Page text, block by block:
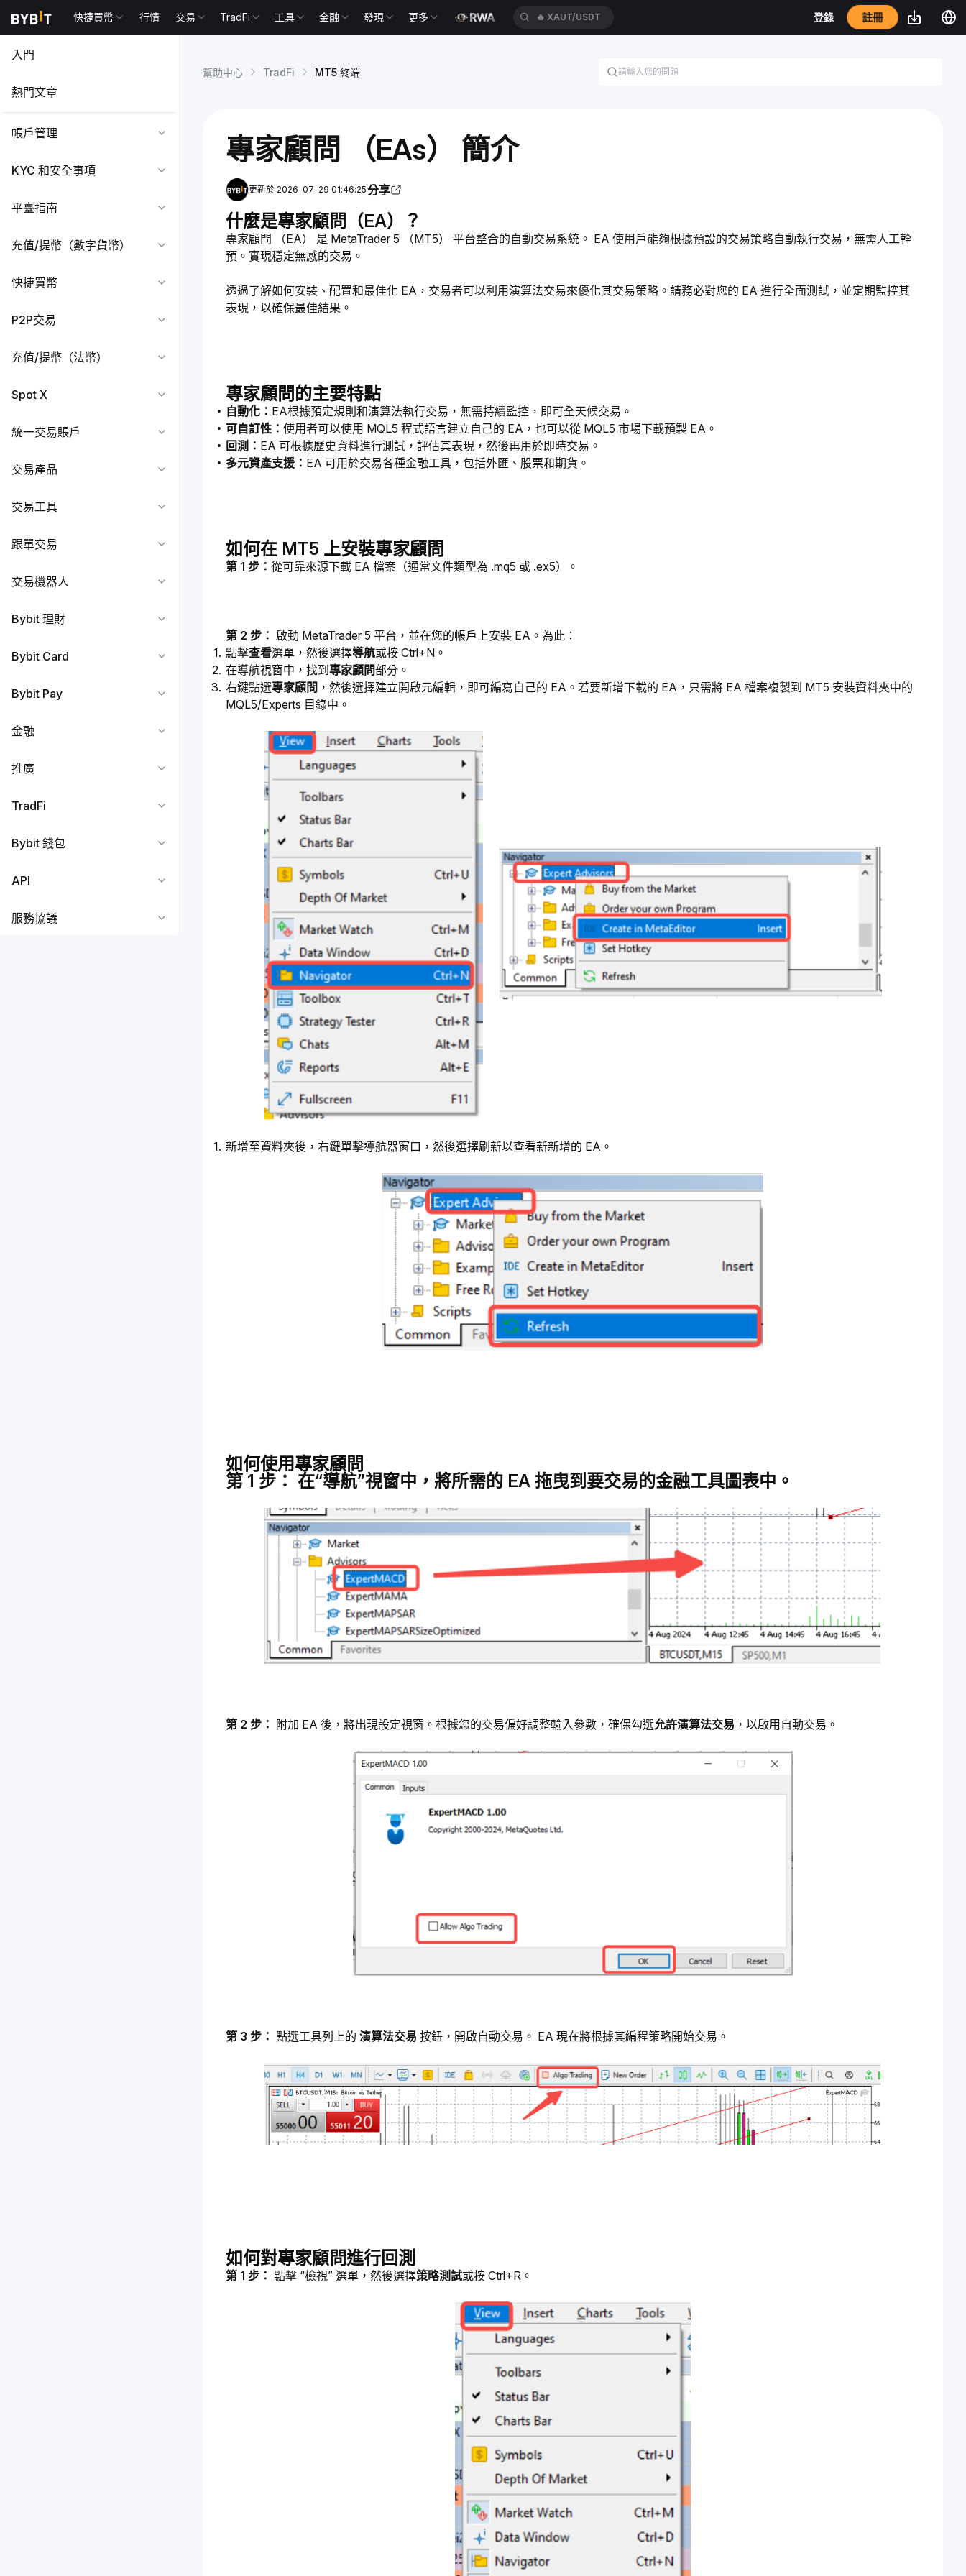
快捷買幣 行情 交易 TradFi 工具 金融 發現 更多 🔥 XAUT/USDT 登錄 註冊
入門
熱門文章
帳戶管理
KYC 和安全事項
平臺指南
充值/提幣（數字貨幣）
快捷買幣
P2P交易
充值/提幣（法幣）
Spot X
統一交易賬戶
交易產品
交易工具
跟單交易
交易機器人
Bybit 理財
Bybit Card
Bybit Pay
金融
推廣
TradFi
Bybit 錢包
API
服務協議
幫助中心 TradFi MT5 終端
專家顧問 （EAs） 簡介
更新於 2026-07-29 01:46:25分享
什麼是專家顧問（EA）？
專家顧問 （EA） 是 MetaTrader 5 （MT5） 平台整合的自動交易系統。 EA 使用戶能夠根據預設的交易策略自動執行交易，無需人工幹
預。實現穩定無感的交易。
透過了解如何安裝、配置和最佳化 EA，交易者可以利用演算法交易來優化其交易策略。請務必對您的 EA 進行全面測試，並定期監控其
表現，以確保最佳結果。
專家顧問的主要特點
自動化： EA根據預定規則和演算法執行交易，無需持續監控，即可全天候交易。
可自訂性： 使用者可以使用 MQL5 程式語言建立自己的 EA，也可以從 MQL5 市場下載預製 EA。
回測： EA 可根據歷史資料進行測試，評估其表現，然後再用於即時交易。
多元資產支援： EA 可用於交易各種金融工具，包括外匯、股票和期貨。
如何在 MT5 上安裝專家顧問
第 1 步： 從可靠來源下載 EA 檔案（通常文件類型為 .mq5 或 .ex5）。
第 2 步： 啟動 MetaTrader 5 平台，並在您的帳戶上安裝 EA。為此：
點擊查看選單，然後選擇導航或按 Ctrl+N。
在導航視窗中，找到 專家顧問部分。
右鍵點選專家顧問 ，然後選擇建立開啟元編輯，即可編寫自己的 EA。若要新增下載的 EA，只需將 EA 檔案複製到 MT5 安裝資料夾中的
MQL5/Experts 目錄中。
新增至資料夾後，右鍵單擊導航器窗口，然後選擇刷新以查看新新增的 EA。
如何使用專家顧問
第 1 步： 在“導航”視窗中，將所需的 EA 拖曳到要交易的金融工具圖表中。
第 2 步： 附加 EA 後，將出現設定視窗。根據您的交易偏好調整輸入參數，確保勾選允許演算法交易 ，以啟用自動交易。
第 3 步： 點選工具列上的 演算法交易 按鈕，開啟自動交易。 EA 現在將根據其編程策略開始交易。
如何對專家顧問進行回測
第 1 步： 點擊 “檢視” 選單，然後選擇策略測試或按 Ctrl+R。